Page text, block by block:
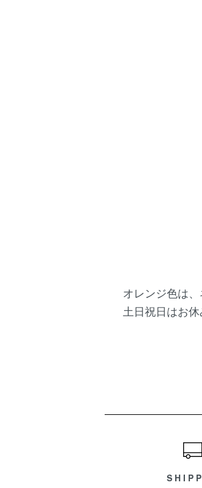
オレンジ色は、
土日祝日はお